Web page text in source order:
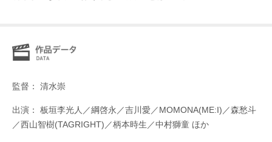
監督： 清水崇
出演： 板垣李光人／綱啓永／吉川愛／MOMONA(ME:I)／森愁斗
／西山智樹(TAGRIGHT)／柄本時生／中村獅童 ほか